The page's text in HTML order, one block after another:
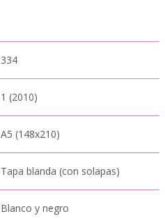
334
1 (2010)
A5 (148x210)
Tapa blanda (con solapas)
Blanco y negro